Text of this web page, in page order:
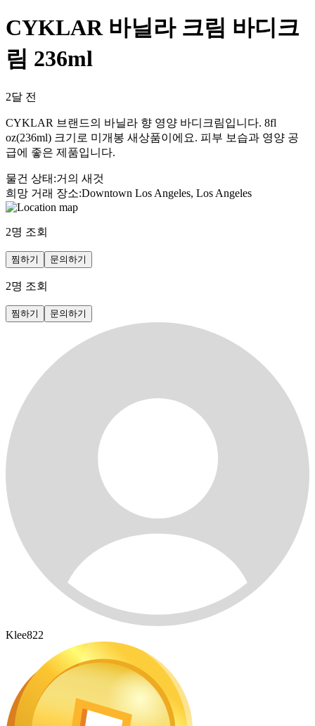
CYKLAR 바닐라 크림 바디크
림 236ml
2달 전
CYKLAR 브랜드의 바닐라 향 영양 바디크림입니다. 8fl
oz(236ml) 크기로 미개봉 새상품이에요. 피부 보습과 영양 공
급에 좋은 제품입니다.
물건 상태 :거의 새것
희망 거래 장소:Downtown Los Angeles, Los Angeles
2명 조회
찜하기 문의하기
2명 조회
찜하기 문의하기
Klee822